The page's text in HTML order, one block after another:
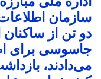
سازمان
دو تن از
جاسوسی برای
می‌دادند،